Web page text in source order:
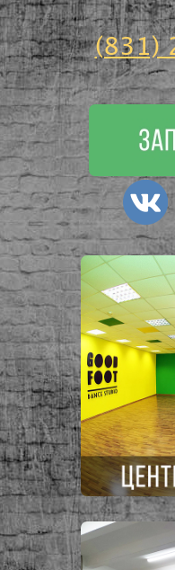
(831)